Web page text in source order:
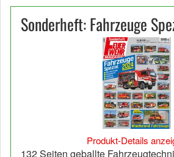
Sonderheft: Fahrzeuge
Produkt-Details
132 Seiten geballte